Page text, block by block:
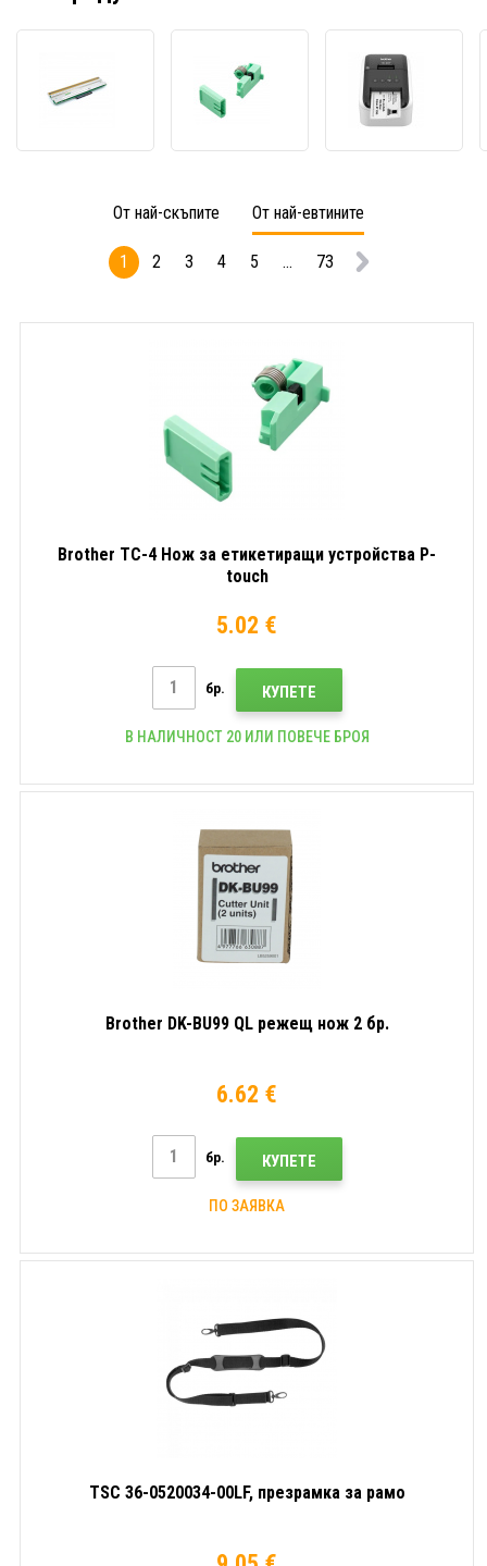
P1112750-
точки/
печатаща
за
P-
touch
От най-скъпите От най-евтините
1 2 3 4 5 ... 73
Brother TC-4 Нож за етикетиращи устройства P-
touch
5.02 €
бр. КУПЕТЕ
В НАЛИЧНОСТ 20 ИЛИ ПОВЕЧЕ БРОЯ
Brother DK-BU99 QL режещ нож 2 бр.
6.62 €
бр. КУПЕТЕ
ПО ЗАЯВКА
TSC 36-0520034-00LF, презрамка за рамо